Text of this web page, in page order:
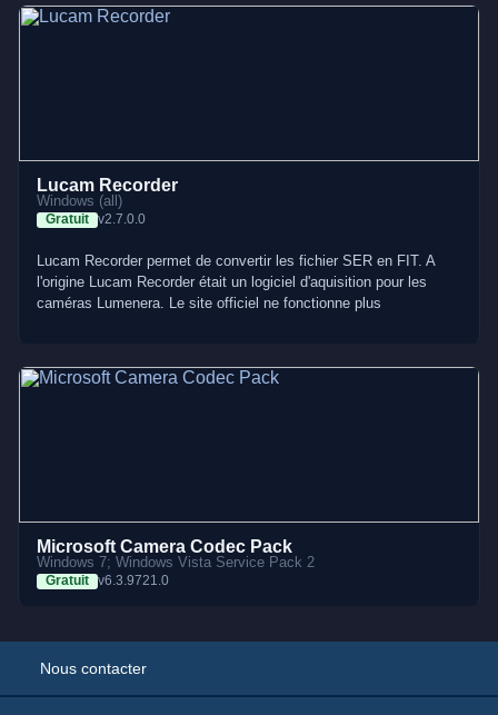
Lucam Recorder
Windows (all)
Gratuit v2.7.0.0
Lucam Recorder permet de convertir les fichier SER en FIT. A
l'origine Lucam Recorder était un logiciel d'aquisition pour les
caméras Lumenera. Le site officiel ne fonctionne plus
Microsoft Camera Codec Pack
Windows 7; Windows Vista Service Pack 2
Gratuit v6.3.9721.0
Nous contacter